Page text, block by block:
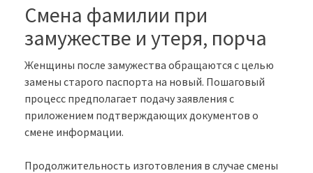
Смена фамилии при
замужестве и утеря, порча
Женщины после замужества обращаются с целью
замены старого паспорта на новый. Пошаговый
процесс предполагает подачу заявления с
приложением подтверждающих документов о
смене информации.
Продолжительность изготовления в случае смены